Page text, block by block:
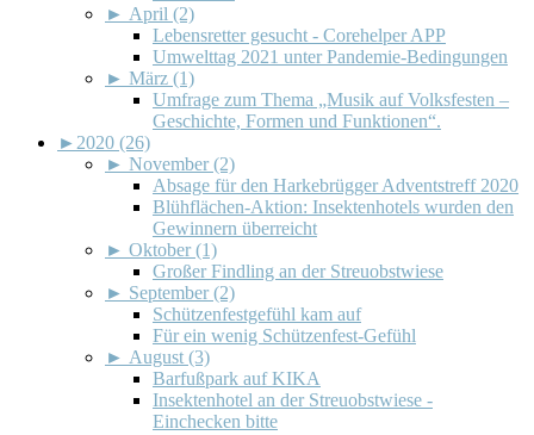
► April (2)
Lebensretter gesucht - Corehelper APP
Umwelttag 2021 unter Pandemie-Bedingungen
► März (1)
Umfrage zum Thema „Musik auf Volksfesten –
Geschichte, Formen und Funktionen“.
► 2020 (26)
► November (2)
Absage für den Harkebrügger Adventstreff 2020
Blühflächen-Aktion: Insektenhotels wurden den
Gewinnern überreicht
► Oktober (1)
Großer Findling an der Streuobstwiese
► September (2)
Schützenfestgefühl kam auf
Für ein wenig Schützenfest-Gefühl
► August (3)
Barfußpark auf KIKA
Insektenhotel an der Streuobstwiese -
Einchecken bitte